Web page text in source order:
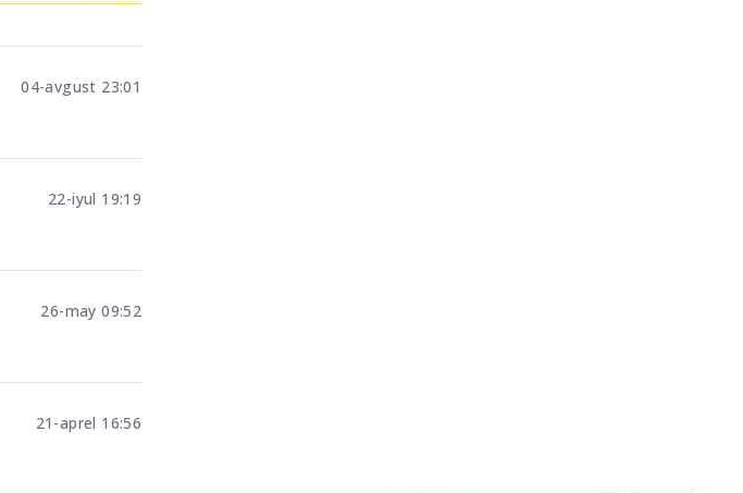
04-avgust 23:01
22-iyul 19:19
26-may 09:52
21-aprel 16:56